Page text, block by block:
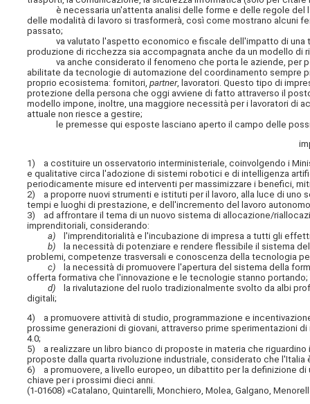
è necessaria un'attenta analisi delle forme e delle regole del
delle modalità di lavoro si trasformerà, così come mostrano alcuni
passato;
va valutato l'aspetto economico e fiscale dell'impatto di una
produzione di ricchezza sia accompagnata anche da un modello di
va anche considerato il fenomeno che porta le aziende, per
abilitate da tecnologie di automazione del coordinamento sempre
proprio ecosistema: fornitori,partner, lavoratori. Questo tipo di
protezione della persona che oggi avviene di fatto attraverso il
modello impone, inoltre, una maggiore necessità per i lavoratori
attuale non riesce a gestire;
le premesse qui esposte lasciano aperto il campo delle
1) a costituire un osservatorio interministeriale, coinvolgendo i
e qualitative circa l'adozione di sistemi robotici e di intelligenza
periodicamente misure ed interventi per massimizzare i benefici,
2) a proporre nuovi strumenti e istituti per il lavoro, alla luce di uno
tempi e luoghi di prestazione, e dell'incremento del lavoro
3) ad affrontare il tema di un nuovo sistema di allocazione/
imprenditoriali, considerando:
a) l'imprenditorialità e l'incubazione di impresa a tutti gli
b) la necessità di potenziare e rendere flessibile il sistema
problemi, competenze trasversali e conoscenza della tecnologia
c) la necessità di promuovere l'apertura del sistema della
offerta formativa che l'innovazione e le tecnologie stanno portando;
d) la rivalutazione del ruolo tradizionalmente svolto da albi
digitali;
4) a promuovere attività di studio, programmazione e
prossime generazioni di giovani, attraverso prime sperimentazioni
4.0;
5) a realizzare un libro bianco di proposte in materia che
proposte dalla quarta rivoluzione industriale, considerato che
6) a promuovere, a livello europeo, un dibattito per la definizione
chiave per i prossimi dieci anni.
(1-01608) «Catalano, Quintarelli, Monchiero, Molea, Galgano,